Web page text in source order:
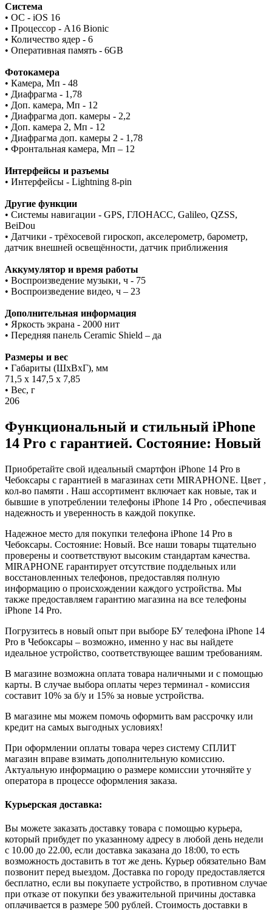
Система
• ОС - iOS 16
• Процессор - A16 Bionic
• Количество ядер - 6
• Оперативная память - 6GB
Фотокамера
• Камера, Мп - 48
• Диафрагма - 1,78
• Доп. камера, Мп - 12
• Диафрагма доп. камеры - 2,2
• Доп. камера 2, Мп - 12
• Диафрагма доп. камеры 2 - 1,78
• Фронтальная камера, Мп – 12
Интерфейсы и разъемы
• Интерфейсы - Lightning 8-pin
Другие функции
• Системы навигации - GPS, ГЛОНАСС, Galileo, QZSS,
BeiDou
• Датчики - трёхосевой гироскоп, акселерометр, барометр,
датчик внешней освещённости, датчик приближения
Аккумулятор и время работы
• Воспроизведение музыки, ч - 75
• Воспроизведение видео, ч – 23
Дополнительная информация
• Яркость экрана - 2000 нит
• Передняя панель Ceramic Shield – да
Размеры и вес
• Габариты (ШxВxГ), мм
71,5 x 147,5 x 7,85
• Вес, г
206
Функциональный и стильный iPhone
14 Pro с гарантией. Состояние: Новый
Приобретайте свой идеальный смартфон iPhone 14 Pro в
Чебоксары с гарантией в магазинах сети MIRAPHONE. Цвет ,
кол-во памяти . Наш ассортимент включает как новые, так и
бывшие в употреблении телефоны iPhone 14 Pro , обеспечивая
надежность и уверенность в каждой покупке.
Надежное место для покупки телефона iPhone 14 Pro в
Чебоксары. Состояние: Новый. Все наши товары тщательно
проверены и соответствуют высоким стандартам качества.
MIRAPHONE гарантирует отсутствие поддельных или
восстановленных телефонов, предоставляя полную
информацию о происхождении каждого устройства. Мы
также предоставляем гарантию магазина на все телефоны
iPhone 14 Pro.
Погрузитесь в новый опыт при выборе БУ телефона iPhone 14
Pro в Чебоксары – возможно, именно у нас вы найдете
идеальное устройство, соответствующее вашим требованиям.
В магазине возможна оплата товара наличными и с помощью
карты. В случае выбора оплаты через терминал - комиссия
составит 10% за б/у и 15% за новые устройства.
В магазине мы можем помочь оформить вам рассрочку или
кредит на самых выгодных условиях!
При оформлении оплаты товара через систему СПЛИТ
магазин вправе взимать дополнительную комиссию.
Актуальную информацию о размере комиссии уточняйте у
оператора в процессе оформления заказа.
Курьерская доставка:
Вы можете заказать доставку товара с помощью курьера,
который прибудет по указанному адресу в любой день недели
с 10.00 до 22.00, если доставка заказана до 18:00, то есть
возможность доставить в тот же день. Курьер обязательно Вам
позвонит перед выездом. Доставка по городу предоставляется
бесплатно, если вы покупаете устройство, в противном случае
при отказе от покупки без уважительной причины доставка
оплачивается в размере 500 рублей. Стоимость доставки в